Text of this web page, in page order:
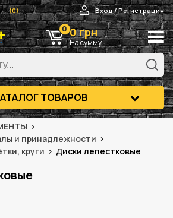
(0) Вход / Регистрация
0 0 грн
На сумму
ТОВАРОВ
и принадлежности
круги
Диски лепестковые